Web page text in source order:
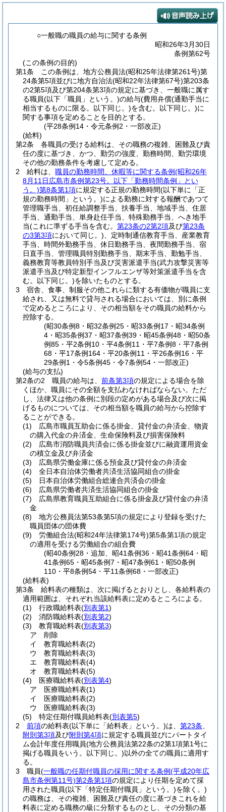
○一般職の職員の給与に関する条例
昭和26年3月30日
条例第62号
(この条例の目的)
第1条
この条例は、地方公務員法(昭和25年法律第261号)第
24条第5項並びに地方自治法(昭和22年法律第67号)第203条
の2第5項及び第204条第3項の規定に基づき、一般職に属す
る職員(以下「職員」という。)の給与(費用弁償(通勤手当に
相当するものに限る。以下同じ。)を含む。以下同じ。)に
関する事項を定めることを目的とする。
(平28条例14・令元条例2・一部改正)
(給料)
第2条
各職員の受ける給料は、その職務の複雑、困難及び責
任の度に基づき、かつ、勤労の強度、勤務時間、勤労環境
その他の勤務条件を考慮して定める。
2
給料は、 職員の勤務時間、休暇等に関する条例(昭和26年
8月11日広島市条例第23号。以下「勤務時間条例」とい
う。)第8条第1項に規定する正規の勤務時間(以下単に「正
規の勤務時間」という。)による勤務に対する報酬であつて
管理職手当、初任給調整手当、扶養手当、地域手当、住居
手当、通勤手当、単身赴任手当、特殊勤務手当、へき地手
当(これに準ずる手当を含む。 第23条の2第2項及び第23条
の3第3項において同じ。) 、定時制通信教育手当、産業教育
手当、時間外勤務手当、休日勤務手当、夜間勤務手当、宿
日直手当、管理職員特別勤務手当、期末手当、勤勉手当、
義務教育等教員特別手当及び災害派遣手当(武力攻撃災害等
派遣手当及び特定新型インフルエンザ等対策派遣手当を含
む。以下同じ。)を除いたものとする。
3
宿舎、食事、制服その他これらに類する有価物が職員に支
給され、又は無料で貸与される場合においては、別に条例
で定めるところにより、その相当額をその職員の給料から
控除する。
(昭30条例8・昭32条例25・昭33条例17・昭34条例
4・昭35条例37・昭37条例39・昭45条例48・昭50条
例85・平2条例10・平4条例11・平7条例8・平7条例
68・平17条例164・平20条例11・平26条例16・平
29条例1・令5条例45・令7条例54・一部改正)
(給与の支払)
第2条の2
職員の給与は、 前条第3項の規定による場合を除
くほか、職員にその全額を支払わなければならない。 ただ
し、法律又は他の条例に別段の定めがある場合及び次に掲
げるものについては、その相当額を職員の給与から控除す
ることができる。
(1)
広島市職員互助会に係る掛金、貸付金の弁済金、物資
の購入代金の弁済金、生命保険料及び損害保険料
(2)
広島市消防職員共済会に係る掛金並びに融資運用資金
の積立金及び弁済金
(3)
広島県労働金庫に係る預金及び貸付金の弁済金
(4)
全日本自治体労働者共済生活協同組合の掛金
(5)
日本自治体労働組合総連合共済会の掛金
(6)
広島県労働者共済生活協同組合の掛金
(7)
広島県教育職員互助組合に係る掛金及び貸付金の弁済
金
(8)
地方公務員法第53条第5項の規定により登録を受けた
職員団体の団体費
(9)
労働組合法(昭和24年法律第174号)第5条第1項の規定
の適用を受ける労働組合の組合費
(昭40条例28・追加、昭41条例36・昭41条例64・昭
41条例65・昭45条例7・昭47条例61・昭50条例
110・平8条例54・平11条例68・一部改正)
(給料表)
第3条
給料表の種類は、次に掲げるとおりとし、各給料表の
適用範囲は、それぞれ当該給料表に定めるところによる。
(1)
行政職給料表(別表第1)
(2)
消防職給料表(別表第2)
(3)
教育職給料表(別表第3)
ア
削除
イ
教育職給料表(2)
ウ
教育職給料表(3)
エ
教育職給料表(4)
オ
教育職給料表(5)
(4)
医療職給料表(別表第4)
ア
医療職給料表(1)
イ
医療職給料表(2)
ウ
医療職給料表(3)
(5)
特定任期付職員給料表(別表第5)
2
前項の給料表(以下単に「給料表」という。)は、 第23条
附則第3項及び附則第4項に規定する職員並びにパートタイ
ム会計年度任用職員(地方公務員法第22条の2第1項第1号に
掲げる職員をいう。以下同じ。)以外の全ての職員に適用す
る。
3
職員(一般職の任期付職員の採用に関する条例(平成20年広
島市条例第11号)第2条第1項の規定により任期を定めて採
用された職員(以下「特定任期付職員」という。)を除く。)
の職務は、その複雑、困難及び責任の度に基づきこれを給
料表に定める職務の級に分類するものとし、その分類の基